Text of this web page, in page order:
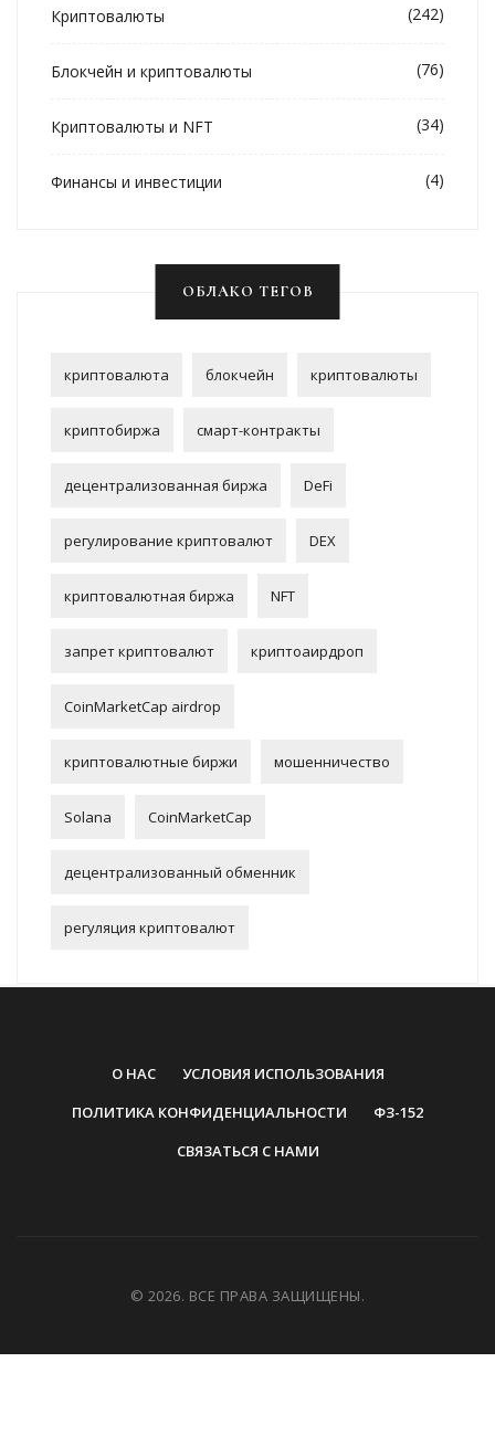
Криптовалюты (242)
Блокчейн и криптовалюты (76)
Криптовалюты и NFT (34)
Финансы и инвестиции (4)
ОБЛАКО ТЕГОВ
криптовалюта блокчейн криптовалюты
криптобиржа смарт-контракты
децентрализованная биржа DeFi
регулирование криптовалют DEX
криптовалютная биржа NFT
запрет криптовалют криптоаирдроп
CoinMarketCap airdrop
криптовалютные биржи мошенничество
Solana CoinMarketCap
децентрализованный обменник
регуляция криптовалют
О НАС
УСЛОВИЯ ИСПОЛЬЗОВАНИЯ
ПОЛИТИКА КОНФИДЕНЦИАЛЬНОСТИ
ФЗ-152
СВЯЗАТЬСЯ С НАМИ
© 2026. ВСЕ ПРАВА ЗАЩИЩЕНЫ.